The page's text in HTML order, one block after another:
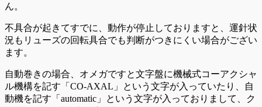
ん。
不具合が起きてすでに、動作が停止しておりますと、運針状
況もリューズの回転具合でも判断がつきにくい場合がござい
ます。
自動巻きの場合、オメガですと文字盤に機械式コーアクシャ
ル機構を記す「CO-AXAL」という文字が入っていたり、自
動機を記す「automatic」という文字が入っておりまして、ク